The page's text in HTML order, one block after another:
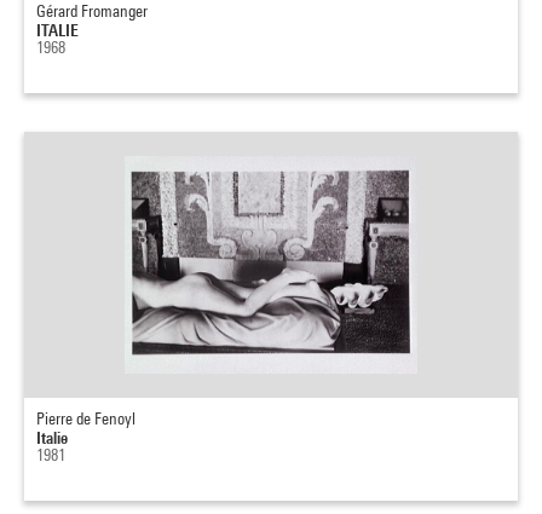
Gérard Fromanger
ITALIE
1968
Pierre de Fenoyl
Italie
1981